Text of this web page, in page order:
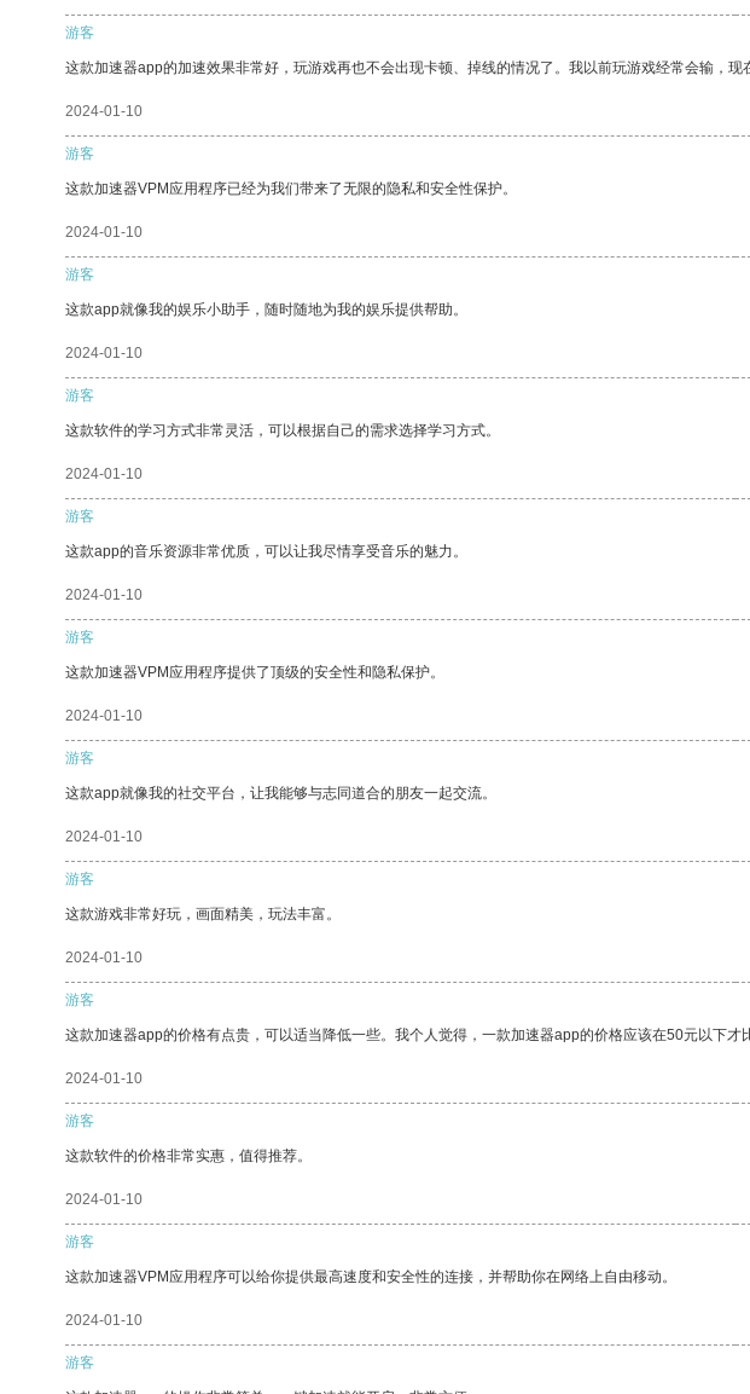
游客
这款加速器app的加速效果非常好，玩游戏再也不会出现卡顿、掉线的情况了。我以前玩游戏经常会输，现
2024-01-10
游客
这款加速器VPM应用程序已经为我们带来了无限的隐私和安全性保护。
2024-01-10
游客
这款app就像我的娱乐小助手，随时随地为我的娱乐提供帮助。
2024-01-10
游客
这款软件的学习方式非常灵活，可以根据自己的需求选择学习方式。
2024-01-10
游客
这款app的音乐资源非常优质，可以让我尽情享受音乐的魅力。
2024-01-10
游客
这款加速器VPM应用程序提供了顶级的安全性和隐私保护。
2024-01-10
游客
这款app就像我的社交平台，让我能够与志同道合的朋友一起交流。
2024-01-10
游客
这款游戏非常好玩，画面精美，玩法丰富。
2024-01-10
游客
这款加速器app的价格有点贵，可以适当降低一些。我个人觉得，一款加速器app的价格应该在50元以下才
2024-01-10
游客
这款软件的价格非常实惠，值得推荐。
2024-01-10
游客
这款加速器VPM应用程序可以给你提供最高速度和安全性的连接，并帮助你在网络上自由移动。
2024-01-10
游客